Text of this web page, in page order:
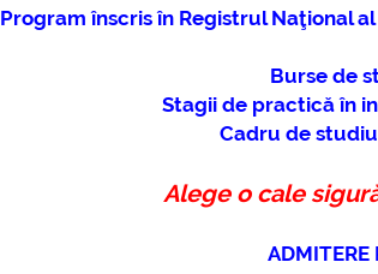
Program înscris în Registrul Naţional
Burse de
Stagii de practică în
Cadru de
Alege o cale
ADMITERE